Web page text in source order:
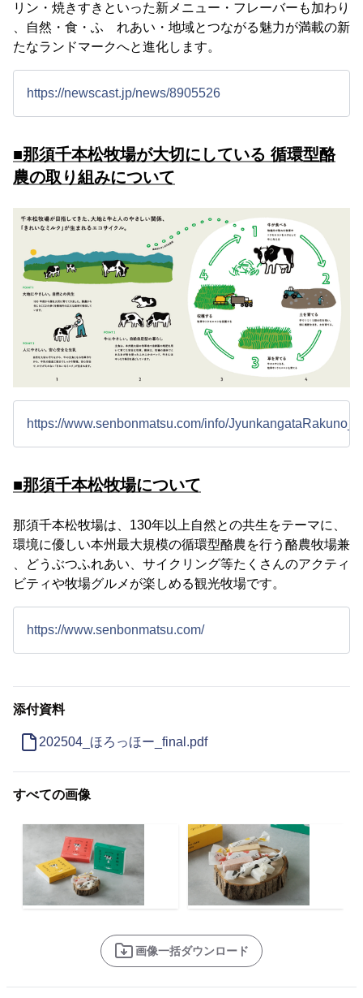
リン・焼きすきといった新メニュー・フレーバーも加わり
、自然・食・ふ れあい・地域とつながる魅力が満載の新
たなランドマークへと進化します。
https://newscast.jp/news/8905526
■那須千本松牧場が大切にしている 循環型酪
農の取り組みについて
https://www.senbonmatsu.com/info/
■那須千本松牧場について
那須千本松牧場は、130年以上自然との共生をテーマに、
環境に優しい本州最大規模の循環型酪農を行う酪農牧場兼
、どうぶつふれあい、サイクリング等たくさんのアクティ
ビティや牧場グルメが楽しめる観光牧場です。
https://www.senbonmatsu.com/
添付資料
202504_ほろっほー_final.pdf
すべての画像
画像一括ダウンロード